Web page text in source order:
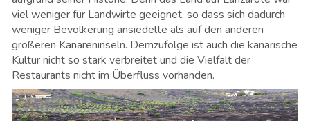
viel weniger für Landwirte geeignet, so dass sich dadurch
weniger Bevölkerung ansiedelte als auf den anderen
größeren Kanareninseln. Demzufolge ist auch die kanarische
Kultur nicht so stark verbreitet und die Vielfalt der
Restaurants nicht im Überfluss vorhanden.